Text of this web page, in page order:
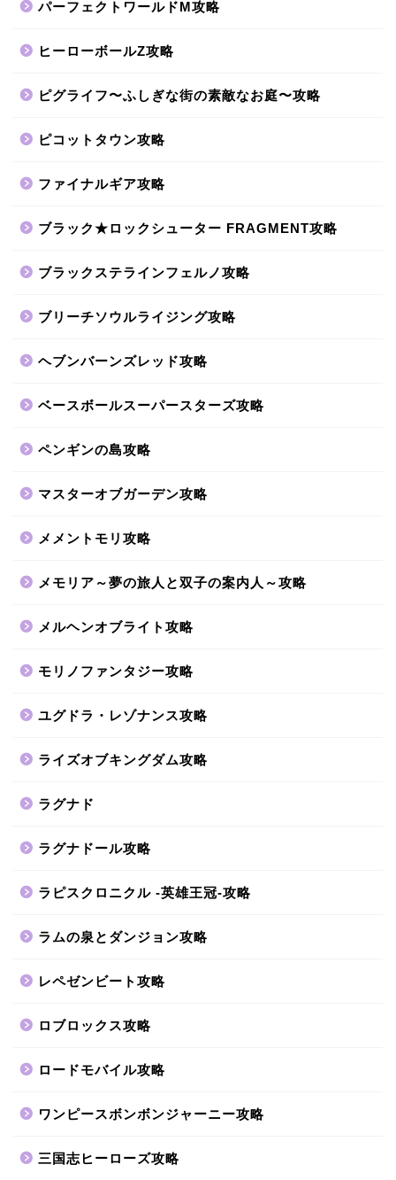
パーフェクトワールドM攻略
ヒーローボールZ攻略
ピグライフ〜ふしぎな街の素敵なお庭〜攻略
ピコットタウン攻略
ファイナルギア攻略
ブラック★ロックシューター FRAGMENT攻略
ブラックステラインフェルノ攻略
ブリーチソウルライジング攻略
ヘブンバーンズレッド攻略
ベースボールスーパースターズ攻略
ペンギンの島攻略
マスターオブガーデン攻略
メメントモリ攻略
メモリア～夢の旅人と双子の案内人～攻略
メルヘンオブライト攻略
モリノファンタジー攻略
ユグドラ・レゾナンス攻略
ライズオブキングダム攻略
ラグナド
ラグナドール攻略
ラピスクロニクル -英雄王冠-攻略
ラムの泉とダンジョン攻略
レペゼンビート攻略
ロブロックス攻略
ロードモバイル攻略
ワンピースボンボンジャーニー攻略
三国志ヒーローズ攻略